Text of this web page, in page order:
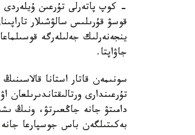
- كوپ پاتەرلى تۇرعىن ۇيلەردى
قوسۋ قۇرىلىس سالۋشىلار
ينجەنەرلىك جەلىلەرگە
جاۋاپتا.
سونىمەن قاتار استانا
دامىتۋ جانە جاڭعىرتۋ، ونىڭ
بەكىتىلگەن باس جوسپارعا